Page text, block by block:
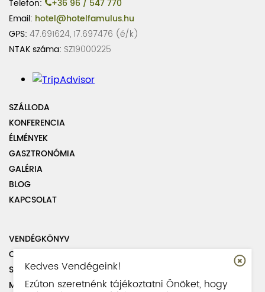
Telefon:
+36 96 / 547 770
Email: hotel@hotelfamulus.hu
GPS: 47.691624, 17.697476 (é/k)
NTAK száma: SZ19000225
SZÁLLODA
KONFERENCIA
ÉLMÉNYEK
GASZTRONÓMIA
GALÉRIA
BLOG
KAPCSOLAT
VENDÉGKÖNYV
OLDALTÉRKÉP
SZABÁLYZATOK
MUNKATÁRSAINK
Kedves Vendégeink!
Ezúton szeretnénk tájékoztatni Önöket, hogy